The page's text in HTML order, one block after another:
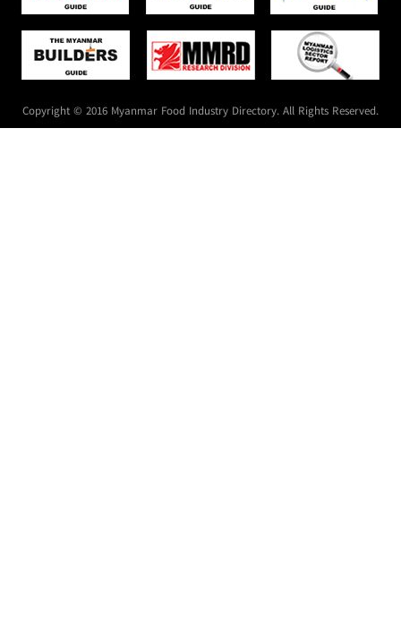
Copyright © 2016 Myanmar Food Industry Directory. All Rights Reserved.